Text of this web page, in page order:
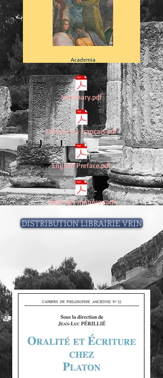
Summary.pdf
Préface en français.pdf
English Preface.pdf
Table des matières.pdf
DISTRIBUTION LIBRAIRIE VRIN